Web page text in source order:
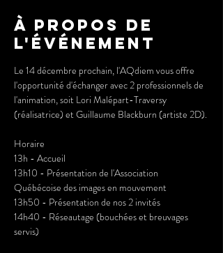
À propos de
l'événement
Le 14 décembre prochain, l'AQdiem vous offre
l'opportunité d'échanger avec 2 professionnels de
l'animation, soit Lori Malépart-Traversy
(réalisatrice) et Guillaume Blackburn (artiste 2D).
Horaire
13h - Accueil
13h10 - Présentation de l'Association
Québécoise des images en mouvement
13h50 - Présentation de nos 2 invités
14h40 - Réseautage (bouchées et breuvages
servis)